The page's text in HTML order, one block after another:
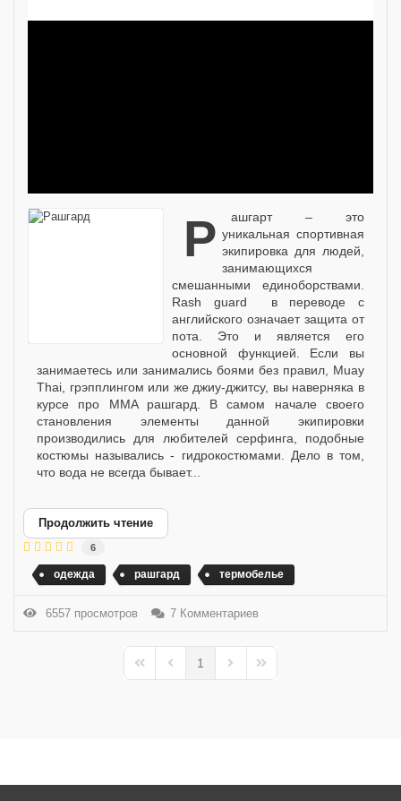
Рашгарт – это уникальная спортивная
экипировка для людей,
занимающихся
смешанными единоборствами.
Rash guard в переводе с
английского означает защита от
пота. Это и является его
основной функцией. Если вы
занимаетесь или занимались боями без правил, Muay
Thai, грэпплингом или же джиу-джитсу, вы наверняка в
курсе про MMA рашгард. В самом начале своего
становления элементы данной экипировки
производились для любителей серфинга, подобные
костюмы назывались - гидрокостюмами. Дело в том,
что вода не всегда бывает...
Продолжить чтение
6
одежда рашгард термобелье
6557 просмотров 7 Комментариев
First PagePrevious Page
1
Next PageLast Page